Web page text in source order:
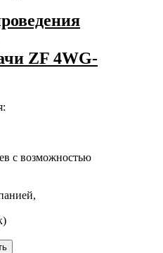
ZF 4WG-
с возможностью